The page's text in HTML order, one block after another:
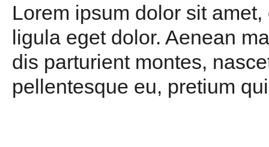
Lorem ipsum dolor sit
ligula eget dolor. Aenean
dis parturient montes,
pellentesque eu, pretium